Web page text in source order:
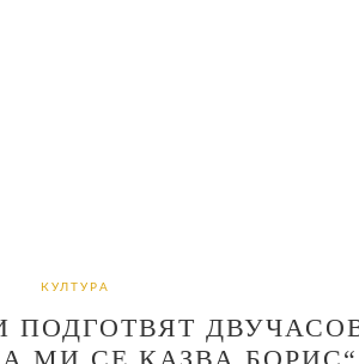
КУЛТУРА
ПОДГОТВЯТ